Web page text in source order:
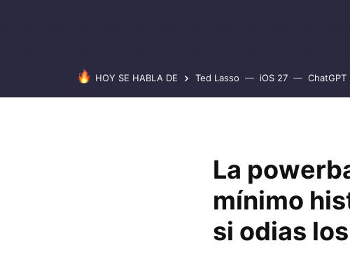
HOY SE HABLA DE Ted Lasso iOS 27 ChatGPT
La
mínimo
si odias